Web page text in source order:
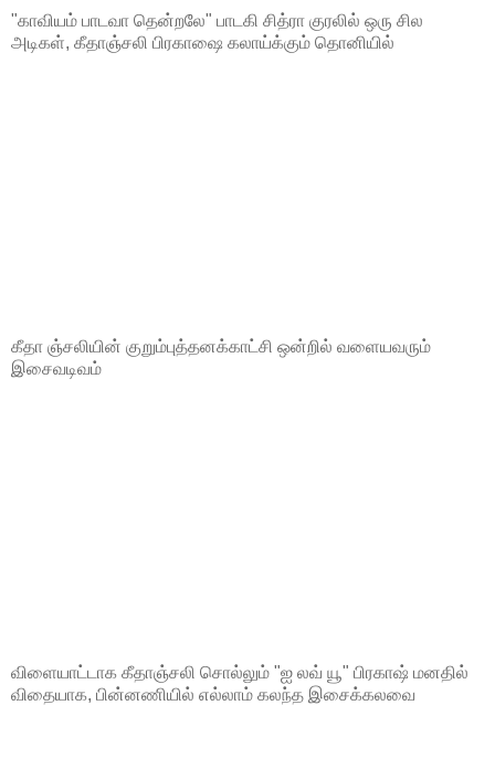
"காவியம் பாடவா தென்றலே" பாடகி சித்ரா குரலில் ஒரு சில
அடிகள், கீதாஞ்சலி பிரகாஷை கலாய்க்கும் தொனியில்
கீதா ஞ்சலியின் குறும்புத்தனக்காட்சி ஒன்றில் வளையவரும்
இசைவடிவம்
விளையாட்டாக கீதாஞ்சலி சொல்லும் "ஐ லவ் யூ" பிரகாஷ் மனதில்
விதையாக, பின்னணியில் எல்லாம் கலந்த இசைக்கலவை